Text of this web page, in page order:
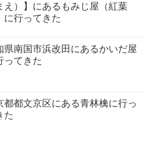
え）】にあるもみじ屋（紅葉
に行ってきた
県南国市浜改田にあるかいだ屋
ってきた
都都文京区にある青林檎に行っ
た